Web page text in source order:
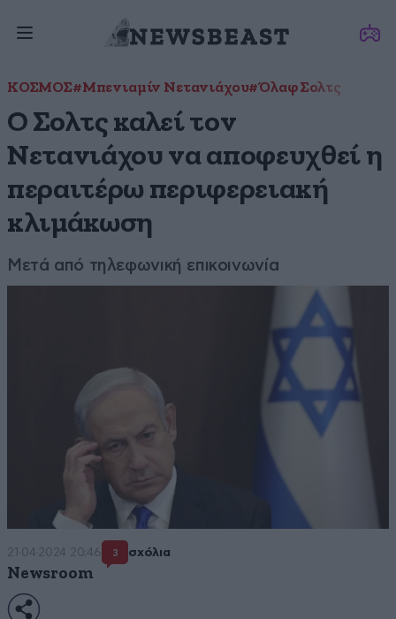
ΚΟΣΜΟΣ#Μπενιαμίν Νετανιάχου#Όλαφ Σολτς
Ο Σολτς καλεί τον
Νετανιάχου να αποφευχθεί η
περαιτέρω περιφερειακή
κλιμάκωση
Μετά από τηλεφωνική επικοινωνία
21·04·2024 20:46 3 σχόλια
Newsroom